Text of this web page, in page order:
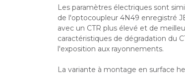
Les paramètres électriques sont
de l'optocoupleur 4N49 enregistré
avec un CTR plus élevé et de
caractéristiques de dégradation du
l'exposition aux rayonnements.
La variante à montage en surface